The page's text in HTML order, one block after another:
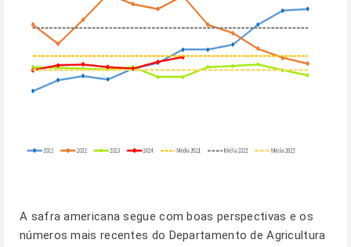
A safra americana segue com boas perspectivas e os
números mais recentes do Departamento de Agricultura